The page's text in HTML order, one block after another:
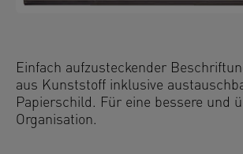
Einfach aufzusteckender
aus Kunststoff inklusive
Papierschild. Für eine bessere und
Organisation.